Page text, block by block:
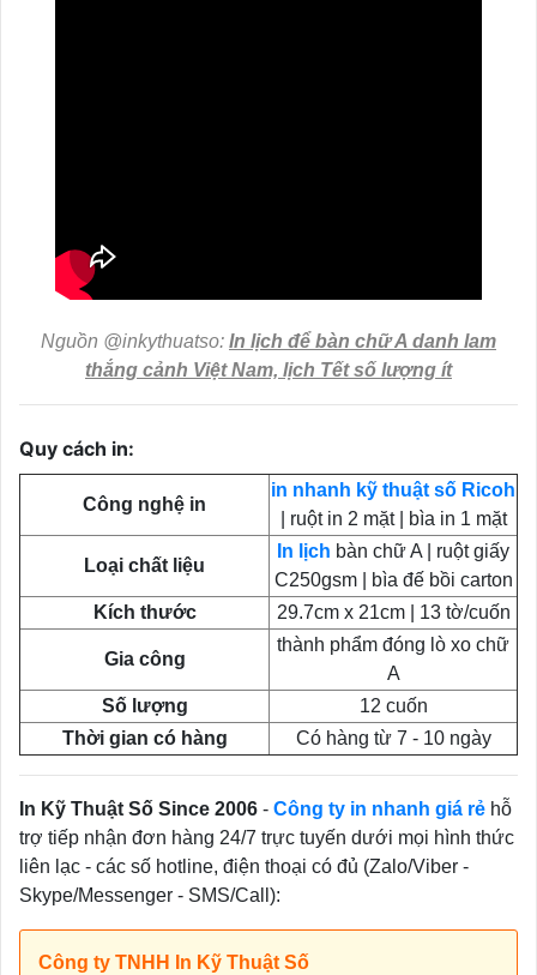
Nguồn @inkythuatso: In lịch để bàn chữ A danh lam
thắng cảnh Việt Nam, lịch Tết số lượng ít
Quy cách in:
Công nghệ in
in nhanh kỹ thuật số Ricoh
| ruột in 2 mặt | bìa in 1 mặt
Loại chất liệu
In lịch bàn chữ A | ruột giấy
C250gsm | bìa đế bồi carton
Kích thước
29.7cm x 21cm | 13 tờ/cuốn
Gia công
thành phẩm đóng lò xo chữ
A
Số lượng
12 cuốn
Thời gian có hàng
Có hàng từ 7 - 10 ngày
In Kỹ Thuật Số Since 2006 - Công ty in nhanh giá rẻ hỗ
trợ tiếp nhận đơn hàng 24/7 trực tuyến dưới mọi hình thức
liên lạc - các số hotline, điện thoại có đủ (Zalo/Viber -
Skype/Messenger - SMS/Call):
Công ty TNHH In Kỹ Thuật Số